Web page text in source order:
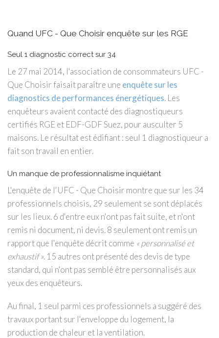
Quand UFC - Que Choisir enquête sur les RGE
Seul 1 diagnostic correct sur 34
Le 27 mai 2014, l'association de consommateurs UFC -
Que Choisir faisait paraître une enquête sur les
diagnostics de performances énergétiques. Les
enquêteurs avaient contacté des diagnostiqueurs
certifiés RGE et EDF-GDF Suez, pour ausculter 5
maisons. Le résultat est édifiant : seul 1 diagnostiqueur a
fait son travail en entier.
Un manque de professionnalisme inquiétant
L'enquête de l'UFC - Que Choisir montre que sur les 34
professionnels choisis, 29 seulement se sont déplacés
sur les lieux. 6 d'entre eux n'ont pas fait suite, et n'ont
remis ni document, ni devis. 8 seulement ont remis un
rapport que l'enquête décrit comme « personnalisé et
exhaustif ». 15 autres ont présenté des devis de type
standard, qui n'ont pas semblé être personnalisés aux
yeux des enquêteurs.
Au final, 1 seul parmi ces professionnels a suggéré des
travaux portant sur l'enveloppe du logement, la
production de chaleur et la ventilation.